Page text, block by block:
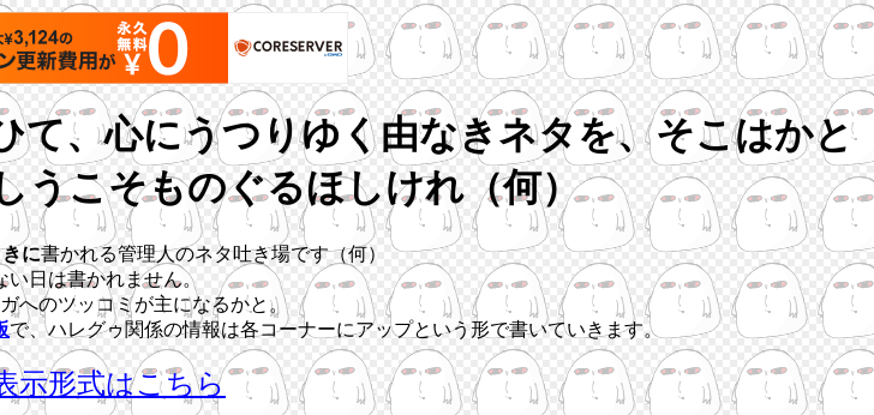
て、心にうつりゆく由なきネタを、そこはかと
うこそものぐるほしけれ（何）
に書かれる管理人のネタ吐き場です（何）
い日は書かれません。
へのツッコミが主になるかと。
で、ハレグゥ関係の情報は各コーナーにアップという形で書いていきます。
示形式はこちら